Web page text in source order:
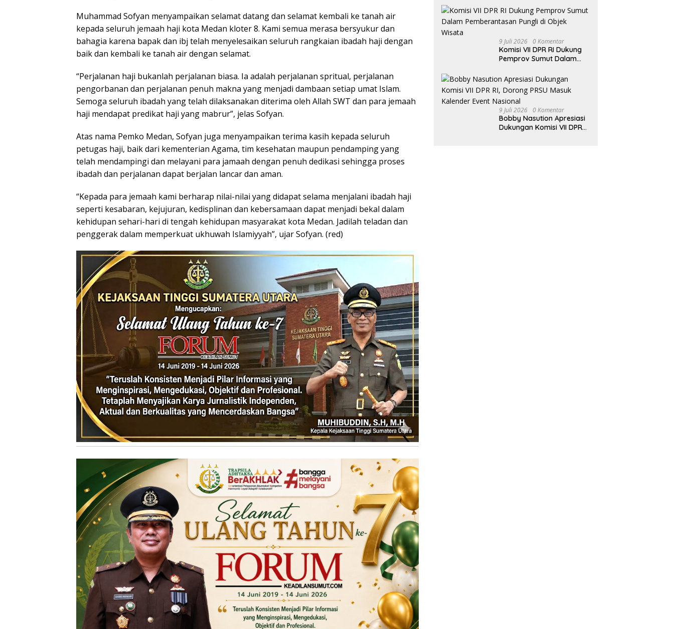
Muhammad Sofyan menyampaikan selamat datang dan selamat kembali ke tanah air
kepada seluruh jemaah haji kota Medan kloter 8. Kami semua merasa bersyukur dan
bahagia karena bapak dan ibj telah menyelesaikan seluruh rangkaian ibadah haji dengan
baik dan kembali ke tanah air dengan selamat.
“Perjalanan haji bukanlah perjalanan biasa. Ia adalah perjalanan spritual, perjalanan
pengorbanan dan perjalanan penuh makna yang menjadi dambaan setiap umat Islam.
Semoga seluruh ibadah yang telah dilaksanakan diterima oleh Allah SWT dan para jemaah
haji mendapat predikat haji yang mabrur”, jelas Sofyan.
Atas nama Pemko Medan, Sofyan juga menyampaikan terima kasih kepada seluruh
petugas haji, baik dari kementerian Agama, tim kesehatan maupun pendamping yang
telah mendampingi dan melayani para jamaah dengan penuh dedikasi sehingga proses
ibadah dan perjalanan dapat berjalan lancar dan aman.
“Kepada para jemaah kami berharap nilai-nilai yang didapat selama menjalani ibadah haji
seperti kesabaran, kejujuran, kedisplinan dan kebersamaan dapat menjadi bekal dalam
kehidupan sehari-hari di tengah kehidupan masyarakat kota Medan. Jadilah teladan dan
penggerak dalam memperkuat ukhuwah Islamiyyah”, ujar Sofyan. (red)
Pariwisata Danau Toba
9 Juli 2026 0 Komentar
Komisi VII DPR RI Dukung
Pemprov Sumut Dalam
Objek Wisata
9 Juli 2026 0 Komentar
Bobby Nasution Apresiasi
Dukungan Komisi VII DPR